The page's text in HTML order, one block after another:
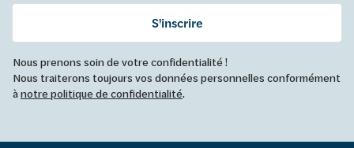
S'inscrire
Nous prenons soin de votre confidentialité !
Nous traiterons toujours vos données personnelles conformément
ànotre politique de confidentialité.